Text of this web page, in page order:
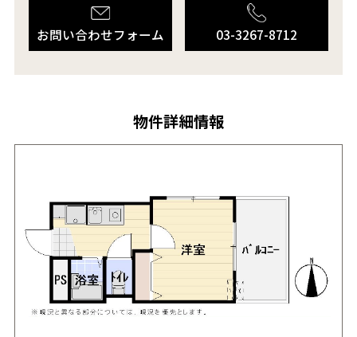
お問い合わせフォーム 03-3267-8712
物件詳細情報